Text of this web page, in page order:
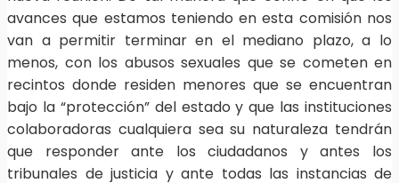
avances que estamos teniendo en esta comisión nos
van a permitir terminar en el mediano plazo, a lo
menos, con los abusos sexuales que se cometen en
recintos donde residen menores que se encuentran
bajo la “protección” del estado y que las instituciones
colaboradoras cualquiera sea su naturaleza tendrán
que responder ante los ciudadanos y antes los
tribunales de justicia y ante todas las instancias de